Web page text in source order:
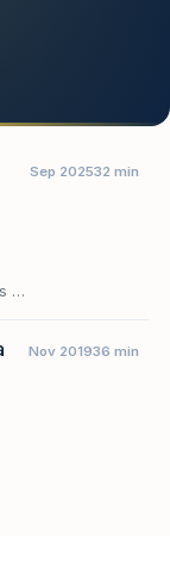
sa
Sep 202532 min
Nov 201936 min